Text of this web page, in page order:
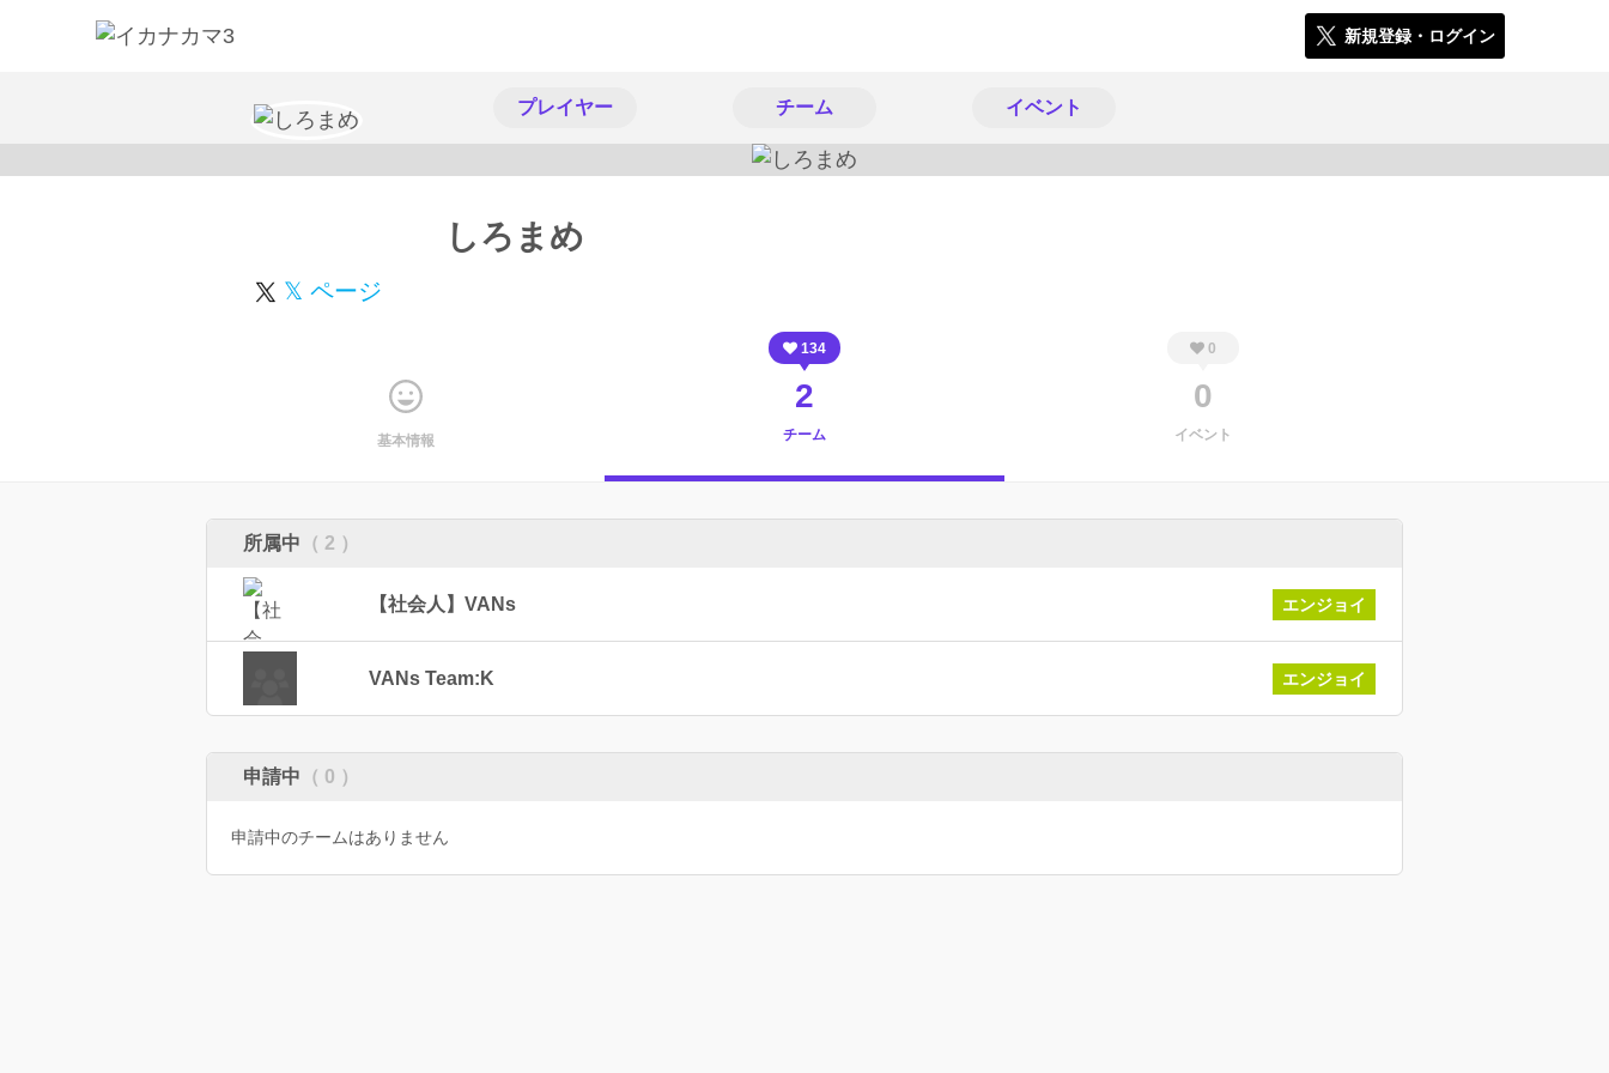
新規登録・ログイン
プレイヤー チーム イベント
しろまめ
𝕏 ページ
基本情報
134
2
チーム
0
0
イベント
所属中 （ 2 ）
【社会人】VANs エンジョイ
VANs Team:K エンジョイ
申請中 （ 0 ）
申請中のチームはありません